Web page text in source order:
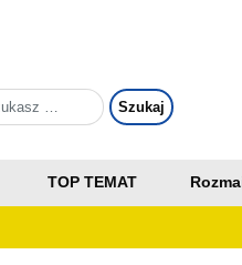
TOP TEMAT